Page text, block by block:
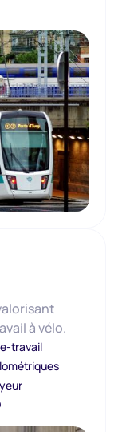
à vélo.
travail